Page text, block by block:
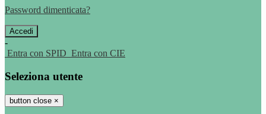
Password dimenticata?
-
Entra con SPID Entra con CIE
Seleziona utente
button close ×